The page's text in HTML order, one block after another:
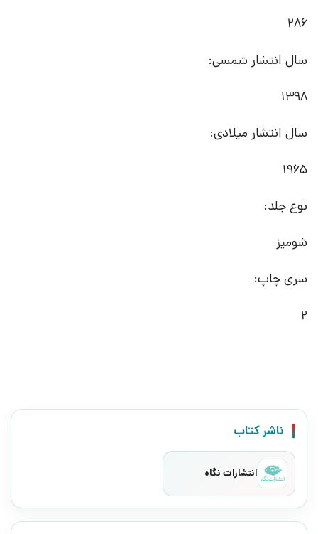
286
سال انتشار شمسی:
1398
سال انتشار میلادی:
1965
نوع جلد:
شومیز
سری چاپ:
2
ناشر کتاب
انتشارات نگاه